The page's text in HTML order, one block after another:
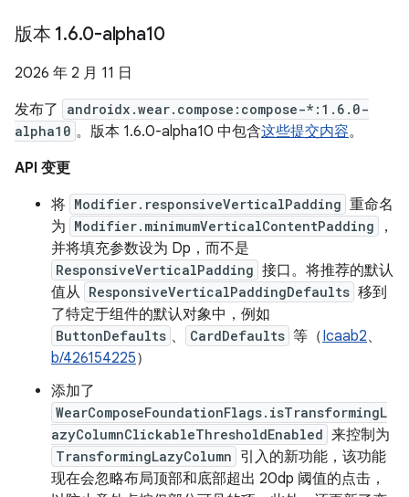
版本 1.6.0-alpha10
2026 年 2 月 11 日
发布了
androidx.wear.compose:compose-*:1.6.0-
alpha10 。版本 1.6.0-alpha10 中包含这些提交内容。
API 变更
将 Modifier.responsiveVerticalPadding 重命名
为 Modifier.minimumVerticalContentPadding
，
并将填充参数设为 Dp，而不是
ResponsiveVerticalPadding 接口。将推荐的默认
值从 ResponsiveVerticalPaddingDefaults 移到
了特定于组件的默认对象中，例如
ButtonDefaults 、 CardDefaults 等（Icaab2、
b/426154225）
添加了
WearComposeFoundationFlags.isTransformingL
azyColumnClickableThresholdEnabled 来控制为
TransformingLazyColumn 引入的新功能，该功能
现在会忽略布局顶部和底部超出 20dp 阈值的点击，